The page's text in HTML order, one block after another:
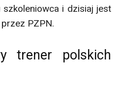
i dzisiaj jest
PZPN.
trener polskich